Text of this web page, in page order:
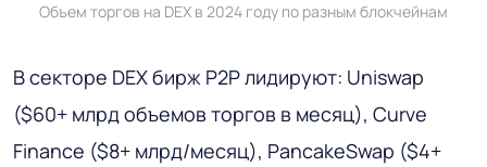
Объем торгов на DEX в 2024 году по разным блокчейнам
В секторе DEX бирж P2P лидируют: Uniswap
($60+ млрд объемов торгов в месяц), Curve
Finance ($8+ млрд/месяц), PancakeSwap ($4+